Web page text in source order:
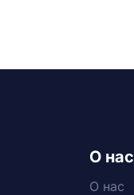
О нас
О нас